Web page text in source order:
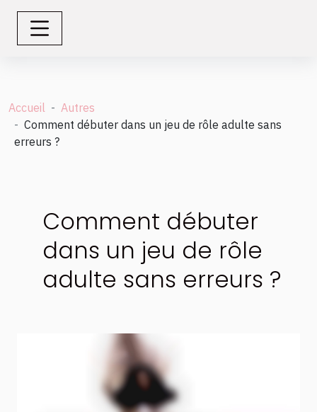
Accueil
Autres
Comment débuter dans un jeu de rôle adulte sans
erreurs ?
Comment débuter
dans un jeu de rôle
adulte sans erreurs ?